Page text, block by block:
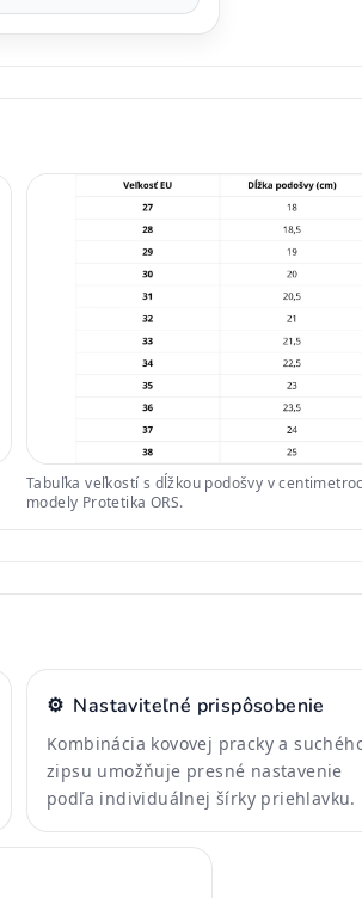
Tabuľka veľkostí s dĺžkou podošvy v
modely Protetika ORS.
⚙️ Nastaviteľné prispôsobenie
Kombinácia kovovej pracky a
zipsu umožňuje presné nastavenie
podľa individuálnej šírky priehlavku.